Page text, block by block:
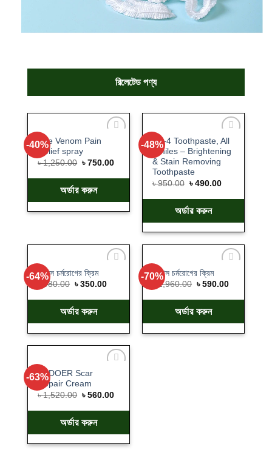
রিলেটেড পণ্য
-40%
wishlist
Bee Venom Pain
Relief spray
৳1,250.00 ৳750.00
অর্ডার করুন
-48%
Add
to
wishlist
SP-4 Toothpaste, All
Smiles – Brightening
& Stain Removing
Toothpaste
৳950.00 ৳490.00
অর্ডার করুন
-64%১ পিস চর্মরোগের ক্রিম
980.00 ৳350.00
অর্ডার করুন
-70%
to
২ পিস চর্মরোগের ক্রিম
1,960.00 ৳590.00
অর্ডার করুন
-63%
wishlist
SADOER Scar
Repair Cream
৳1,520.00 ৳560.00
অর্ডার করুন